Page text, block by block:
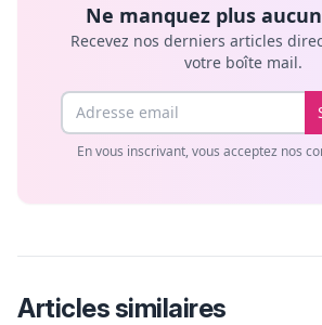
Ne manquez plus
Recevez nos derniers articles
votre boîte mail.
Email
En vous inscrivant, vous acceptez nos
Articles similaires